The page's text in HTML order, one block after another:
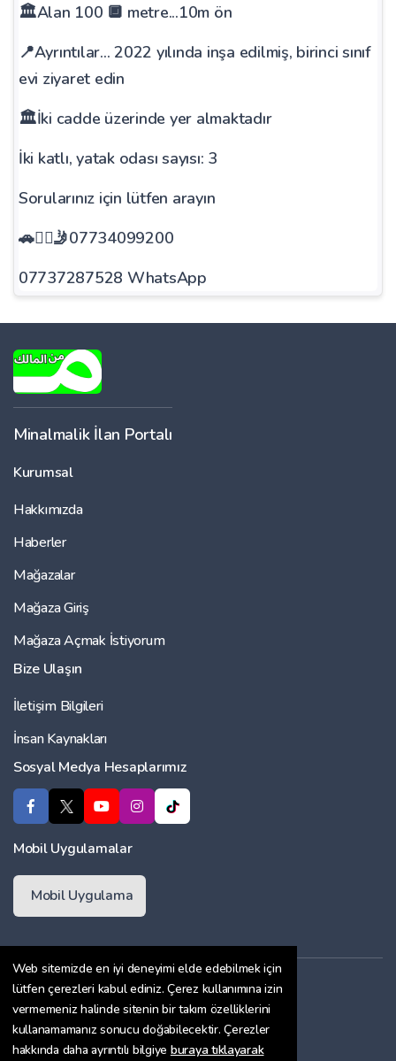
Web sitemizde en iyi deneyimi elde edebilmek için
lütfen çerezleri kabul ediniz. Çerez kullanımına izin
vermemeniz halinde sitenin bir takım özelliklerini
kullanamamanız sonucu doğabilecektir. Çerezler
hakkında daha ayrıntılı bilgiye buraya tıklayarak
🏛Alan 100 🔲 metre...10m ön
📍Ayrıntılar... 2022 yılında inşa edilmiş, birinci sınıf
evi ziyaret edin
🏛İki cadde üzerinde yer almaktadır
İki katlı, yatak odası sayısı: 3
Sorularınız için lütfen arayın
🚗🚶‍♂️🤳07734099200
07737287528 WhatsApp
Minalmalik İlan Portalı
Kurumsal
Hakkımızda
Haberler
Mağazalar
Mağaza Giriş
Mağaza Açmak İstiyorum
Bize Ulaşın
İletişim Bilgileri
İnsan Kaynakları
Sosyal Medya Hesaplarımız
Mobil Uygulamalar
Mobil Uygulama
Üyelik Sözleşmesi
Çerez Politikası
Gizlilik Sözleşmesi